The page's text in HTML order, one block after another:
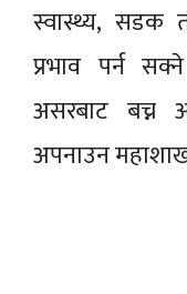
स्वास्थ्य, सडक
प्रभाव पर्न
असरबाट बच्न
अपनाउन